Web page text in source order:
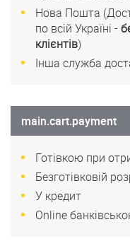
Нова Пошта
по всій Україні -
клієнтів)
Інша служба
main.cart.payment
Готівкою при
Безготівковій
У кредит
Online